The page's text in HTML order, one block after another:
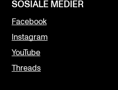
SOSIALE MEDIER
Facebook
Instagram
YouTube
Threads